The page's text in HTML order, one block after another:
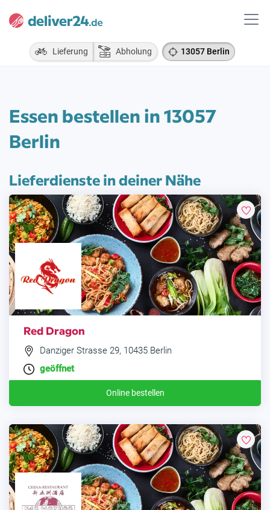
Lieferung Abholung 13057 Berlin
Essen bestellen in 13057
Berlin
Lieferdienste in deiner Nähe
Red Dragon
Danziger Strasse 29, 10435 Berlin
geöffnet
Online bestellen